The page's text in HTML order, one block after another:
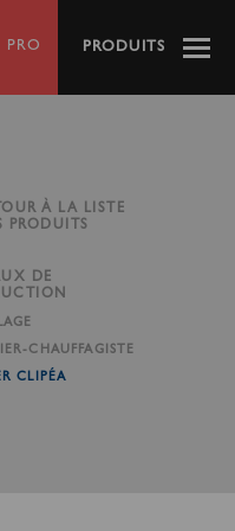
PRO PRODUITS
À LA LISTE
PRODUITS
DE
CHAUFFAGISTE
CLIPÉA